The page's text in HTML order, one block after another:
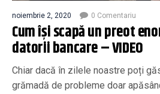
noiembrie 2, 2020 0 Comentariu
Cum îşi scapă un preot
datorii bancare – VIDEO
Chiar dacă în zilele noastre poți
grămadă de probleme doar